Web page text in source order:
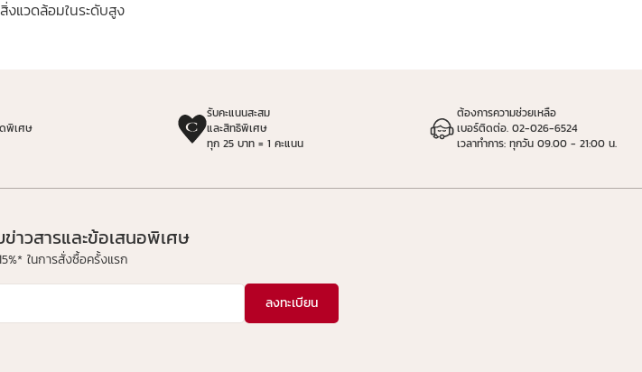
แวดล้อมในระดับสูง
พิเศษ
รับคะแนนสะสม
และสิทธิพิเศษ
ทุก 25 บาท = 1 คะแนน
ต้องการความช่วยเหลือ
เบอร์ติดต่อ. 02-026-6524
เวลาทำการ: ทุกวัน 09.00 - 21:00 น.
าวสารและข้อเสนอพิเศษ
ในการสั่งซื้อครั้งแรก
ลงทะเบียน